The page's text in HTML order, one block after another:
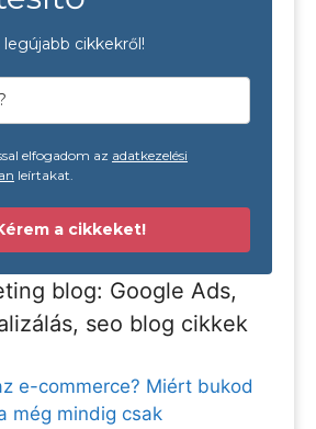
legújabb cikkekről!
elfogadom az adatkezelési
leírtakat.
a cikkeket!
blog: Google Ads,
seo blog cikkek
e-commerce? Miért bukod
még mindig csak